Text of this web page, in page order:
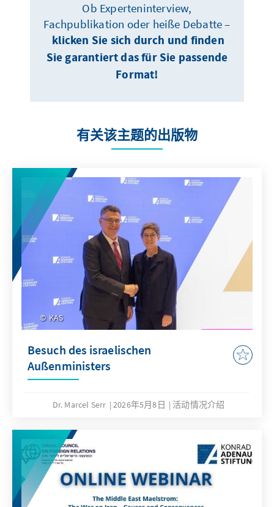
Ob Experteninterview,
Fachpublikation oder heiße Debatte –
klicken Sie sich durch und finden
Sie garantiert das für Sie passende
Format!
有关该主题的出版物
KAS
Besuch des israelischen
Außenministers
Dr. Marcel Serr 2026年5月8日 活动情况介绍